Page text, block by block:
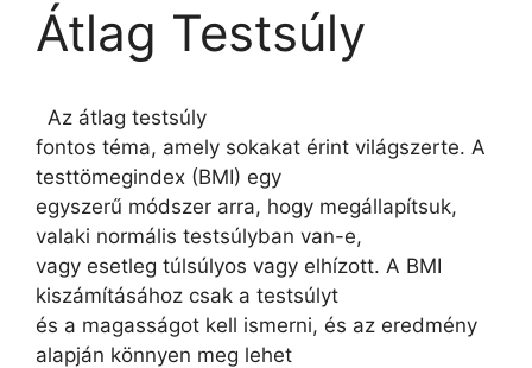
Átlag Testsúly
Az átlag testsúly
fontos téma, amely sokakat érint világszerte. A
testtömegindex (BMI) egy
egyszerű módszer arra, hogy megállapítsuk,
valaki normális testsúlyban van-e,
vagy esetleg túlsúlyos vagy elhízott. A BMI
kiszámításához csak a testsúlyt
és a magasságot kell ismerni, és az eredmény
alapján könnyen meg lehet